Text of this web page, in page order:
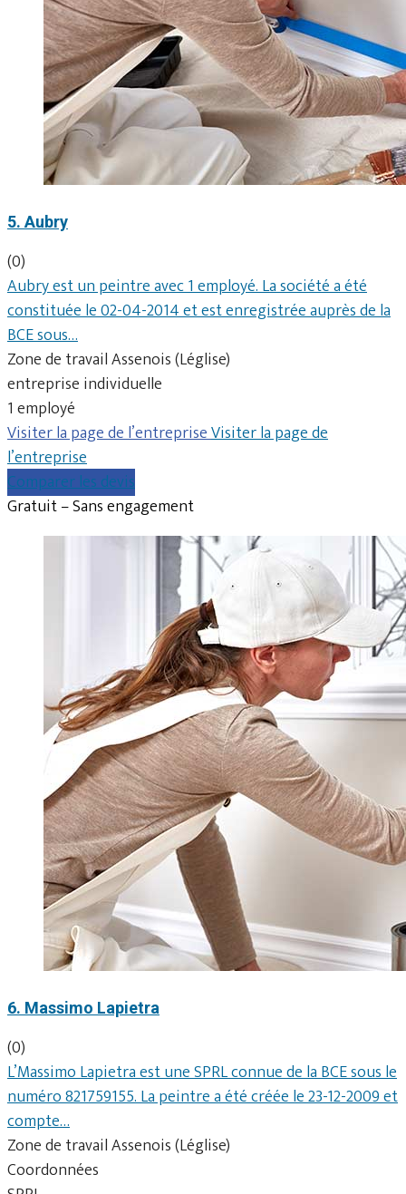
5. Aubry
(0)
Aubry est un peintre avec 1 employé. La société a été
constituée le 02-04-2014 et est enregistrée auprès de la
BCE sous…
Zone de travail Assenois (Léglise)
entreprise individuelle
1 employé
Visiter la page de l’entrepriseVisiter la page de
l’entreprise
Comparer les devis
Gratuit – Sans engagement
6. Massimo Lapietra
(0)
L’Massimo Lapietra est une SPRL connue de la BCE sous le
numéro 821759155. La peintre a été créée le 23-12-2009 et
compte…
Zone de travail Assenois (Léglise)
Coordonnées